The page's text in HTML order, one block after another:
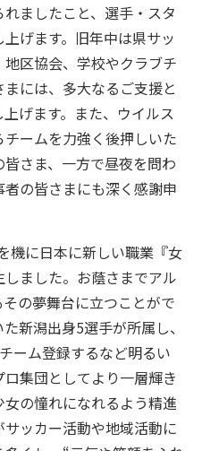
ましたこと、選手・スタ
げます。旧年中は県サッ
区協会、学校やクラブチ
には、多大なるご支援と
げます。また、ウイルス
ームを力強く後押しいた
さま、一方で昼夜を問わ
の皆さまにも深く感謝申
機に日本に新しい職業『女
ました。お蔭さまでアル
の夢舞台に立つことがで
新潟出身5選手が所属し、
ーム登録するなど明るい
集団としてより一層輝き
の憧れになれるよう精進
ッカー活動や地域活動に